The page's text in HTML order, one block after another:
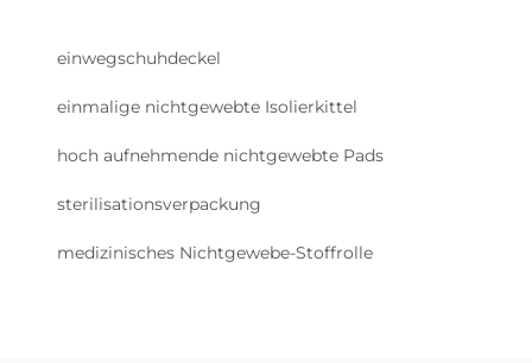
einwegschuhdeckel
einmalige nichtgewebte Isolierkittel
hoch aufnehmende nichtgewebte Pads
sterilisationsverpackung
medizinisches Nichtgewebe-Stoffrolle